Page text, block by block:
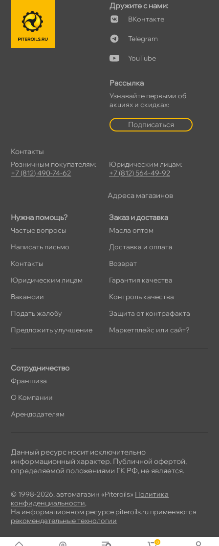
Нужна помощь?
Частые вопросы
Написать письмо
Контакты
Юридическим лицам
акансии
Подать жалобу
Предложить улучшение
Заказ и доставка
Масла оптом
Доставка и оплата
озврат
Гарантия качества
Контроль качества
Защита от контрафакта
Маркетплейс или сайт?
Дружите с нами:
Контакте
Telegram
YouTube
Рассылка
Узнавайте первыми о
акциях и скидках:
Подписаться
Сотрудничество
Франшиза
О Компании
Арендодателям
Контакты
Розничным покупателям:
+7 (812) 490-74-62
Юридическим лицам:
+7 (812) 564-49-92
Адреса магазино
© 1998-2026, автомагазин «Piteroils» Политика
конфиденциальности,
На информационном ресурсе piteroils.ru применяются
рекомендательные технологии
Данный ресурс носит исключительно
информационный характер. Публичной офертой,
определяемой положениями ГК РФ, не является.
0